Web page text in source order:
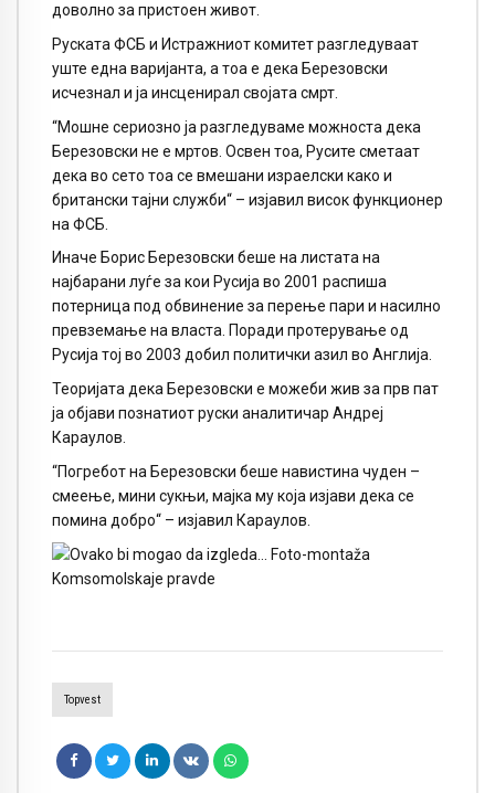
доволно за пристоен живот.
Руската ФСБ и Истражниот комитет разгледуваат
уште една варијанта, а тоа е дека Березовски
исчезнал и ја инсценирал својата смрт.
“Мошне сериозно ја разгледуваме можноста дека
Березовски не е мртов. Освен тоа, Русите сметаат
дека во сето тоа се вмешани израелски како и
британски тајни служби“ – изјавил висок функционер
на ФСБ.
Иначе Борис Березовски беше на листата на
најбарани луѓе за кои Русија во 2001 распиша
потерница под обвинение за перење пари и насилно
превземање на власта. Поради протерување од
Русија тој во 2003 добил политички азил во Англија.
Теоријата дека Березовски е можеби жив за прв пат
ја објави познатиот руски аналитичар Андреј
Караулов.
“Погребот на Березовски беше навистина чуден –
смеење, мини сукњи, мајка му која изјави дека се
помина добро“ – изјавил Караулов.
Topvest